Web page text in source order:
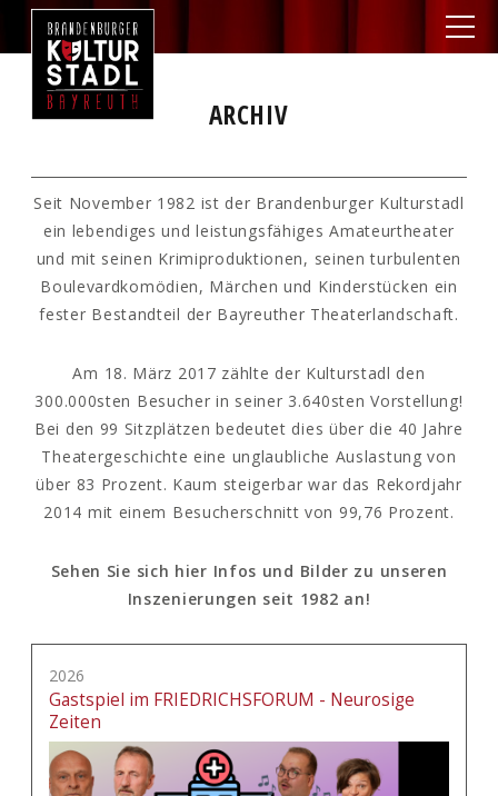
ARCHIV
Seit November 1982 ist der Brandenburger Kulturstadl
ein lebendiges und leistungsfähiges Amateurtheater
und mit seinen Krimiproduktionen, seinen turbulenten
Boulevardkomödien, Märchen und Kinderstücken ein
fester Bestandteil der Bayreuther Theaterlandschaft.
Am 18. März 2017 zählte der Kulturstadl den
300.000sten Besucher in seiner 3.640sten Vorstellung!
Bei den 99 Sitzplätzen bedeutet dies über die 40 Jahre
Theatergeschichte eine unglaubliche Auslastung von
über 83 Prozent. Kaum steigerbar war das Rekordjahr
2014 mit einem Besucherschnitt von 99,76 Prozent.
Sehen Sie sich hier Infos und Bilder zu unseren
Inszenierungen seit 1982 an!
2026
Gastspiel im FRIEDRICHSFORUM - Neurosige
Zeiten